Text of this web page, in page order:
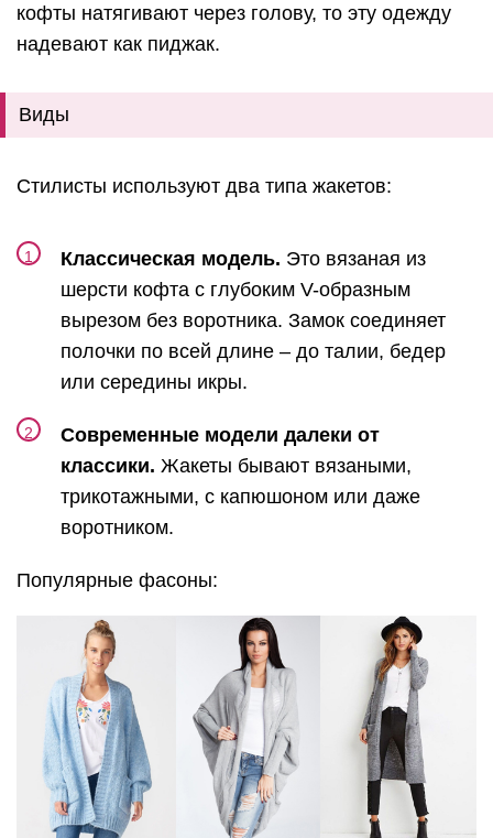
кофты натягивают через голову, то эту одежду
надевают как пиджак.
Виды
Стилисты используют два типа жакетов:
Классическая модель. Это вязаная из
шерсти кофта с глубоким V-образным
вырезом без воротника. Замок соединяет
полочки по всей длине – до талии, бедер
или середины икры.
Современные модели далеки от
классики. Жакеты бывают вязаными,
трикотажными, с капюшоном или даже
воротником.
Популярные фасоны: